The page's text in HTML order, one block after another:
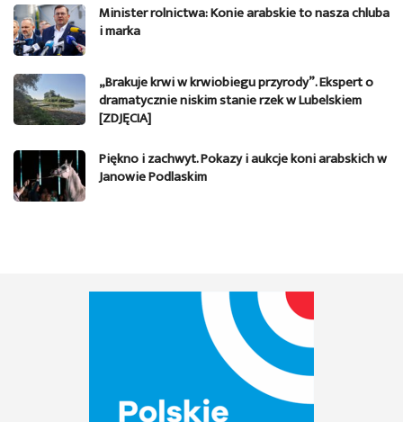
Minister rolnictwa: Konie arabskie to nasza chluba
i marka
„Brakuje krwi w krwiobiegu przyrody”. Ekspert o
dramatycznie niskim stanie rzek w Lubelskiem
[ZDJĘCIA]
Piękno i zachwyt. Pokazy i aukcje koni arabskich w
Janowie Podlaskim